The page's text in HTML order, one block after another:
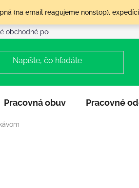
(na email reagujeme nonstop),
obchodné podmienky
Pracovná obuv Pracovné